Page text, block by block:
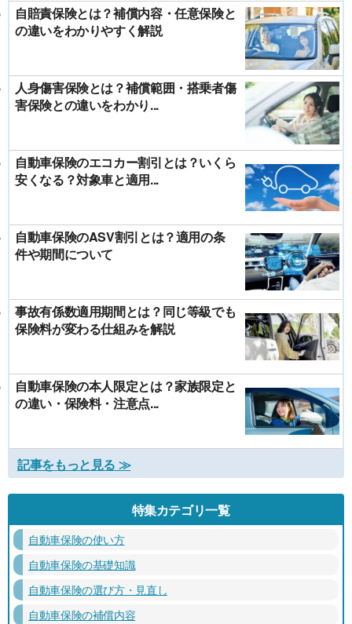
自賠責保険とは？補償内容・任意保険と
の違いをわかりやすく解説
人身傷害保険とは？補償範囲・搭乗者傷
害保険との違いをわかり...
自動車保険のエコカー割引とは？いくら
安くなる？対象車と適用...
自動車保険のASV割引とは？適用の条
件や期間について
事故有係数適用期間とは？同じ等級でも
保険料が変わる仕組みを解説
自動車保険の本人限定とは？家族限定と
の違い・保険料・注意点...
記事をもっと見る ≫
特集カテゴリ一覧
自動車保険の使い方
自動車保険の基礎知識
自動車保険の選び方・見直し
自動車保険の補償内容